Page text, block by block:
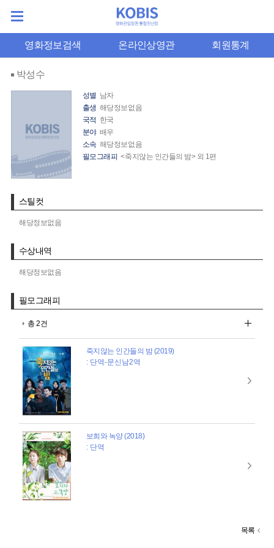
영화정보검색 온라인상영관 회원통계
박성수
성별 남자
출생 해당정보없음
국적 한국
분야 배우
소속 해당정보없음
필모그래피 <죽지않는 인간들의 밤> 외 1편
스틸컷
해당정보없음
수상내역
해당정보없음
필모그래피
총 2건
죽지않는 인간들의 밤 (2019)
: 단역-문신남2역
보희와 녹양 (2018)
: 단역
목록